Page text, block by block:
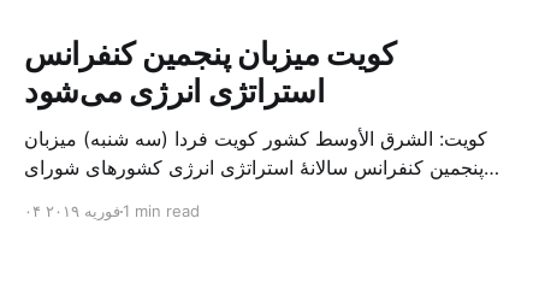
کویت میزبان پنجمین کنفرانس
استراتژی انرژی می‌شود
کویت: الشرق الأوسط کشور کویت فردا (سه شنبه) میزبان
پنجمین کنفرانس سالانهٔ استراتژی انرژی کشورهای شورای
متخصص از شرکت‌های جهانی نفت و گاز در این کنفرانس
۰۴ فوریه ۲۰۱۹1 min read